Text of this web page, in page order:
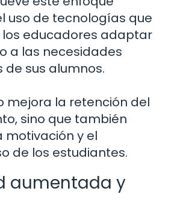
uso de tecnologías que
educadores adaptar
a las necesidades
de sus alumnos.
mejora la retención del
sino que también
motivación y el
de los estudiantes.
aumentada y